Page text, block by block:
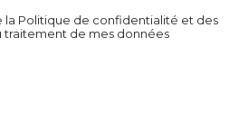
la Politique de confidentialité et des
traitement de mes données